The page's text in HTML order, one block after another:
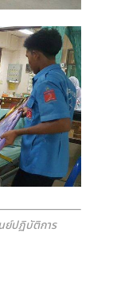
ย์ปฏิบัติการ